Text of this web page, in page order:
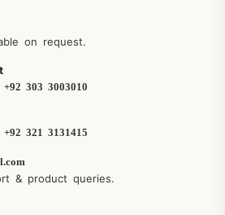
on request.
+92 303 3003010
+92 321 3131415
& product queries.